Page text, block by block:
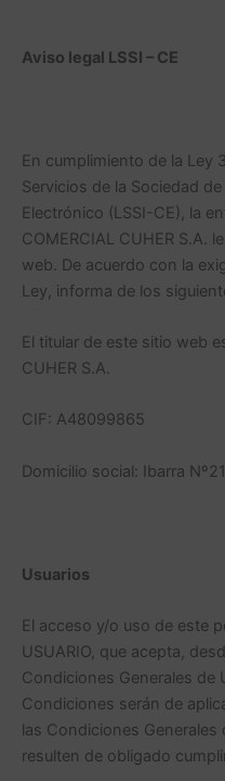
Aviso legal LSSI – CE
En cumplimiento de la Ley
Servicios de la Sociedad
Electrónico (LSSI-CE), la
COMERCIAL CUHER S.A.
web. De acuerdo con la
Ley, informa de los
El titular de este sitio web
CUHER S.A.
CIF: A48099865
Domicilio social: Ibarra
Usuarios
El acceso y/o uso de este
USUARIO, que acepta,
Condiciones Generales de
Condiciones serán de
las Condiciones
resulten de obligado